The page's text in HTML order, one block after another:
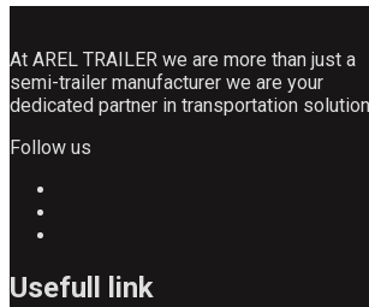
At AREL TRAILER we are more than just a
semi-trailer manufacturer we are your
dedicated partner in transportation
Follow us
Usefull link